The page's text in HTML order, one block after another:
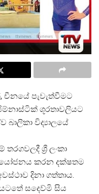
චීනයේ පැවැත්වීමට
ශූරතාවලියට
බාලිකා විද්යාලයේ
තරගවලදී ශ් රී ලංකා
කරන දක්ෂතම
දිනා ගත්තාය.
සදෙව්මි සිය